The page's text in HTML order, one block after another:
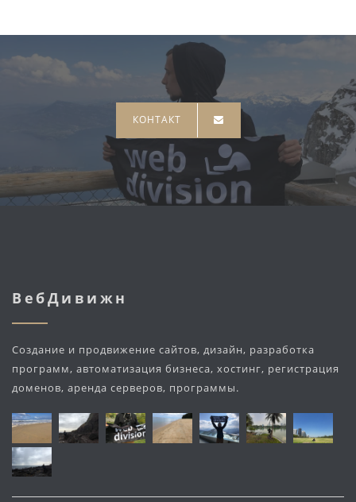
КОНТАКТ
ВебДивижн
Создание и продвижение сайтов, дизайн, разработка
программ, автоматизация бизнеса, хостинг, регистрация
доменов, аренда серверов, программы.